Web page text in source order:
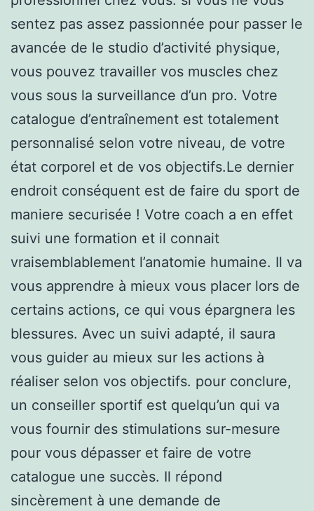
sentez pas assez passionnée pour passer le
avancée de le studio d’activité physique,
vous pouvez travailler vos muscles chez
vous sous la surveillance d’un pro. Votre
catalogue d’entraînement est totalement
personnalisé selon votre niveau, de votre
état corporel et de vos objectifs.Le dernier
endroit conséquent est de faire du sport de
maniere securisée ! Votre coach a en effet
suivi une formation et il connait
vraisemblablement l’anatomie humaine. Il va
vous apprendre à mieux vous placer lors de
certains actions, ce qui vous épargnera les
blessures. Avec un suivi adapté, il saura
vous guider au mieux sur les actions à
réaliser selon vos objectifs. pour conclure,
un conseiller sportif est quelqu’un qui va
vous fournir des stimulations sur-mesure
pour vous dépasser et faire de votre
catalogue une succès. Il répond
sincèrement à une demande de